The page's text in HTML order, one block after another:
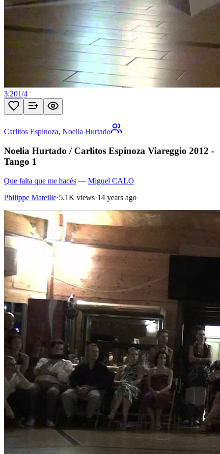
3:201/4
Carlitos Espinoza, Noelia Hurtado
Noelia Hurtado / Carlitos Espinoza Viareggio 2012 -
Tango 1
Que falta que me hacés — Miguel CALO
Philippe Mateille·5.1K views·14 years ago